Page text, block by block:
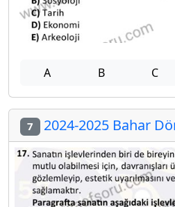
A B C
7 2024-2025 Bahar